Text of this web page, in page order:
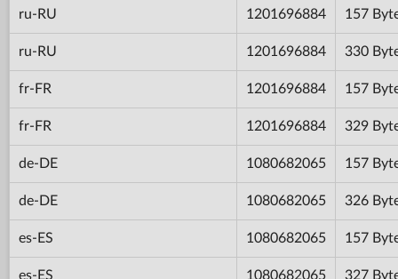
ru-RU 1201696884 157
ru-RU 1201696884 330
fr-FR 1201696884 157
fr-FR 1201696884 329
de-DE 1080682065 157
de-DE 1080682065 326
es-ES 1080682065 157
es-ES 1080682065 327